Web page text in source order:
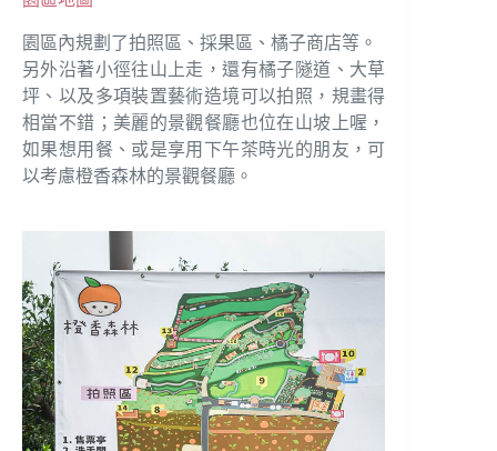
園區內規劃了拍照區、採果區、橘子商店等。
另外沿著小徑往山上走，還有橘子隧道、大草
坪、以及多項裝置藝術造境可以拍照，規畫得
相當不錯；美麗的景觀餐廳也位在山坡上喔，
如果想用餐、或是享用下午茶時光的朋友，可
以考慮橙香森林的景觀餐廳。